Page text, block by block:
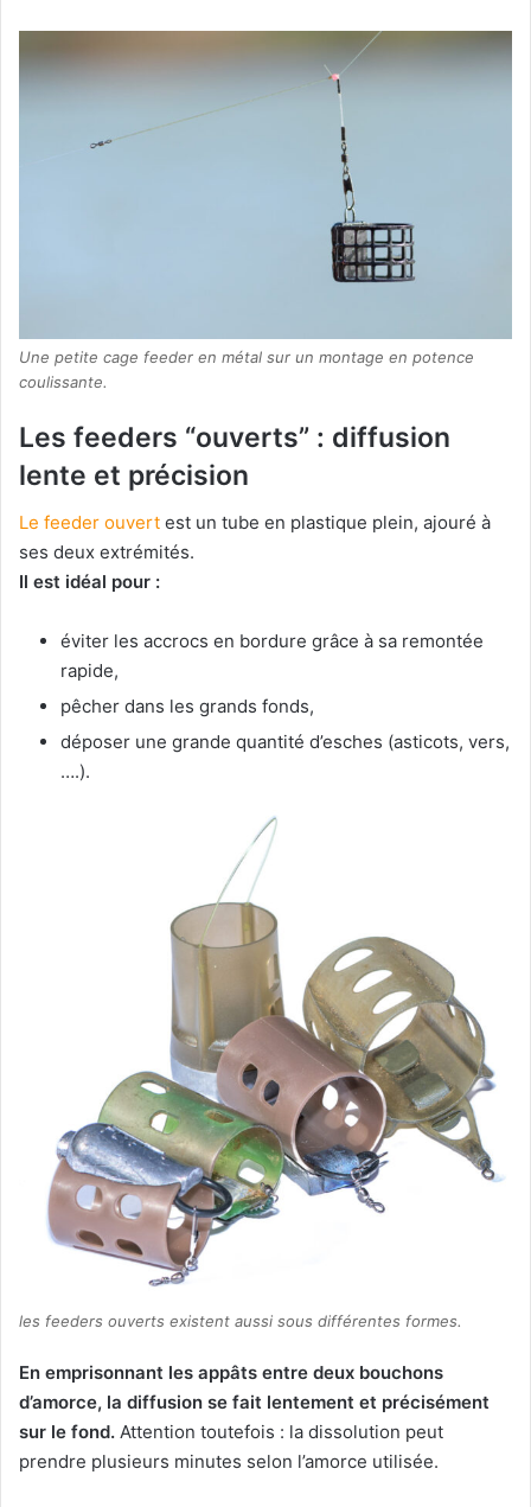
Une petite cage feeder en métal sur un montage en potence
coulissante.
Les feeders “ouverts” : diffusion
lente et précision
Le feeder ouvert est un tube en plastique plein, ajouré à
ses deux extrémités.
Il est idéal pour :
éviter les accrocs en bordure grâce à sa remontée
rapide,
pêcher dans les grands fonds,
déposer une grande quantité d’esches (asticots, vers,
….).
les feeders ouverts existent aussi sous différentes formes.
En emprisonnant les appâts entre deux bouchons
d’amorce, la diffusion se fait lentement et précisément
sur le fond. Attention toutefois : la dissolution peut
prendre plusieurs minutes selon l’amorce utilisée.